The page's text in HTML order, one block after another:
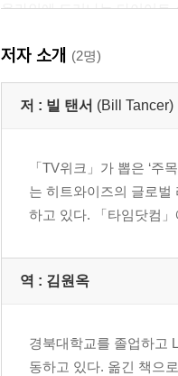
온라인에 드러나는 다이어트
5｜유명인 숭배 증후군
쇼킹할수록 조회수가 오르다
7｜정보를 밀고 당기는 웹
‘1대 9대 90’ 법칙 / 1,000명
8｜텔레비전 더하기 인터넷
9｜리얼리티 프로그램 결과
저자 소개 (2명)
저 : 빌 탠서 (Bill Tancer)
「TV위크」가 뽑은 ‘
는 히트와이즈의 글로벌
하고 있다. 「타임닷컴
역 : 김원옥
경북대학교를 졸업하고
동하고 있다. 옮긴 책으